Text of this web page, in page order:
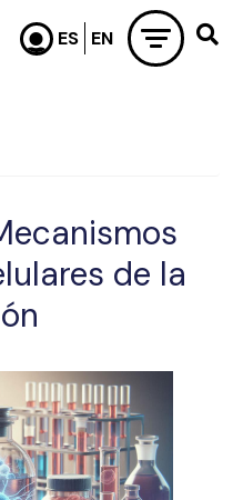
al contenido principal
de la